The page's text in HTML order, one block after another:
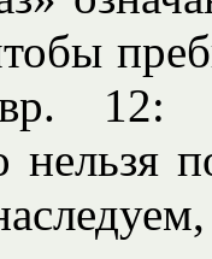
12:
нельзя